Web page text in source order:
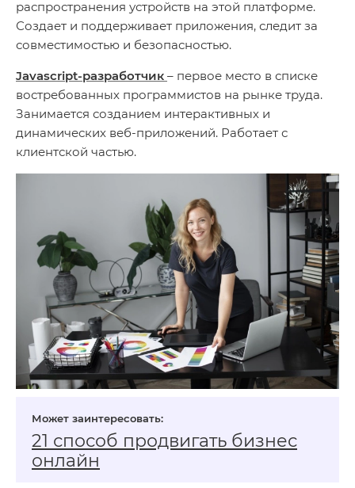
распространения устройств на этой платформе.
Создает и поддерживает приложения, следит за
совместимостью и безопасностью.
Javascript-разработчик – первое место в списке
востребованных программистов на рынке труда.
Занимается созданием интерактивных и
динамических веб-приложений. Работает с
клиентской частью.
21 способ продвигать бизнес
онлайн